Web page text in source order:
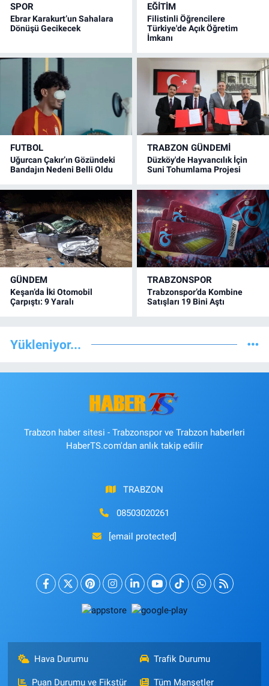
SPOR
Ebrar Karakurt’un Sahalara
Dönüşü Gecikecek
EĞİTİM
Filistinli Öğrencilere
Türkiye'de Açık Öğretim
İmkanı
FUTBOL
Uğurcan Çakır’ın Gözündeki
Bandajın Nedeni Belli Oldu
TRABZON GÜNDEMİ
Düzköy'de Hayvancılık İçin
Suni Tohumlama Projesi
GÜNDEM
Keşan’da İki Otomobil
Çarpıştı: 9 Yaralı
TRABZONSPOR
Trabzonspor’da Kombine
Satışları 19 Bini Aştı
Yükleniyor...
Trabzon haber sitesi - Trabzonspor ve Trabzon haberleri
HaberTS.com'dan anlık takip edilir
TRABZON
08503020261
[email protected]
Hava Durumu Trafik Durumu
Puan Durumu ve Fikstür Tüm Manşetler